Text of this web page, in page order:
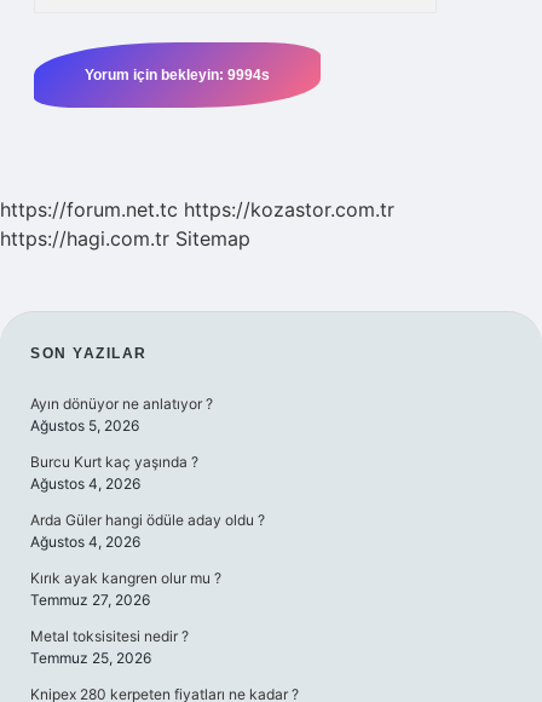
https://forum.net.tc https://kozastor.com.tr
https://hagi.com.tr Sitemap
SIDEBAR
SON YAZILAR
Ayın dönüyor ne anlatıyor ?
Ağustos 5, 2026
Burcu Kurt kaç yaşında ?
Ağustos 4, 2026
Arda Güler hangi ödüle aday oldu ?
Ağustos 4, 2026
Kırık ayak kangren olur mu ?
Temmuz 27, 2026
Metal toksisitesi nedir ?
Temmuz 25, 2026
Knipex 280 kerpeten fiyatları ne kadar ?